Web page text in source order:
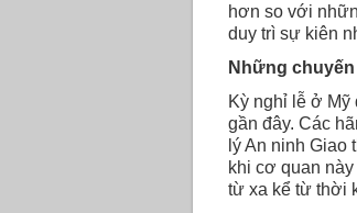
hơn so với
duy trì sự kiên
Những
Kỳ nghỉ lễ ở Mỹ
gần đây. Các
lý An ninh Giao
khi cơ quan
từ xa kể từ thời